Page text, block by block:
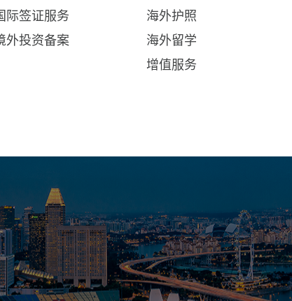
际签证服务
外投资备案
海外护照
海外留学
增值服务